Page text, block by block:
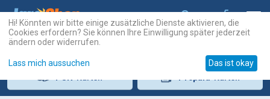
Hi! Könnten wir bitte einige zusätzliche Dienste aktivieren, die
Cookies erfordern? Sie können Ihre Einwilligung später jederzeit
ändern oder widerrufen.
Lass mich aussuchen Das ist okay